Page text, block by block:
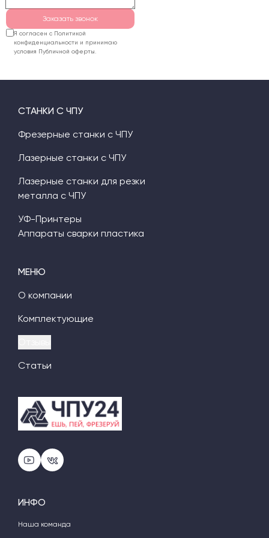
Заказать звонок
Я согласен с Политикой
конфиденциальности и принимаю
условия Публичной оферты.
МЕНЮ
О компании
Комплектующие
Статьи
СТАНКИ С ЧПУ
Фрезерные станки с ЧПУ
Лазерные станки с ЧПУ
Лазерные станки для резки
металла с ЧПУ
УФ-Принтеры
Аппараты сварки пластика
ИНФО
Наша команда